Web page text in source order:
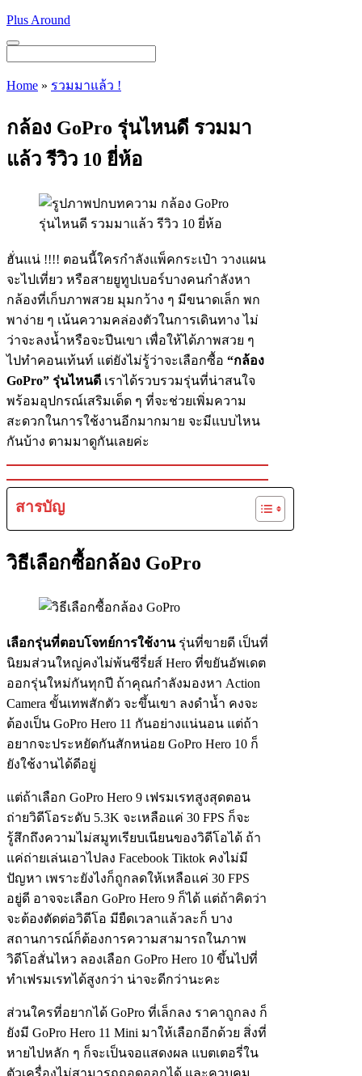
Skip
content
Plus Around
Menu
Home » รวมมาแล้ว !
กล้อง GoPro รุ่นไหนดี รวมมา
แล้ว รีวิว 10 ยี่ห้อ
ฮั่นแน่ !!!! ตอนนี้ใครกำลังแพ็คกระเป๋า วางแผน
จะไปเที่ยว หรือสายยูทูปเบอร์บางคนกำลังหา
กล้องที่เก็บภาพสวย มุมกว้าง ๆ มีขนาดเล็ก พก
พาง่าย ๆ เน้นความคล่องตัวในการเดินทาง ไม่
ว่าจะลงน้ำหรือจะปีนเขา เพื่อให้ได้ภาพสวย ๆ
ไปทำคอนเท้นท์ แต่ยังไม่รู้ว่าจะเลือกซื้อ “กล้อง
GoPro” รุ่นไหนดี เราได้รวบรวมรุ่นที่น่าสนใจ
พร้อมอุปกรณ์เสริมเด็ด ๆ ที่จะช่วยเพิ่มความ
สะดวกในการใช้งานอีกมากมาย จะมีแบบไหน
กันบ้าง ตามมาดูกันเลยค่ะ
สารบัญ
วิธีเลือกซื้อกล้อง GoPro
เลือกรุ่นที่ตอบโจทย์การใช้งานรุ่นที่ขายดี เป็นที่
นิยมส่วนใหญ่คงไม่พ้นซีรี่ยส์ Hero ที่ขยันอัพเดต
ออกรุ่นใหม่กันทุกปี ถ้าคุณกำลังมองหา Action
Camera ขั้นเทพสักตัว จะขึ้นเขา ลงดำน้ำ คงจะ
ต้องเป็น GoPro Hero 11 กันอย่างแน่นอน แต่ถ้า
อยากจะประหยัดกันสักหน่อย GoPro Hero 10 ก็
ยังใช้งานได้ดีอยู่
แต่ถ้าเลือก GoPro Hero 9 เฟรมเรทสูงสุดตอน
ถ่ายวิดีโอระดับ 5.3K จะเหลือแค่ 30 FPS ก็จะ
รู้สึกถึงความไม่สมูทเรียบเนียนของวิดีโอได้ ถ้า
แค่ถ่ายเล่นเอาไปลง Facebook Tiktok คงไม่มี
ปัญหา เพราะยังไงก็ถูกลดให้เหลือแค่ 30 FPS
อยู่ดี อาจจะเลือก GoPro Hero 9 ก็ได้ แต่ถ้าคิดว่า
จะต้องตัดต่อวิดีโอ มียืดเวลาแล้วละก็ บาง
สถานการณ์ก็ต้องการความสามารถในภาพ
วิดีโอสั่นไหว ลองเลือก GoPro Hero 10 ขึ้นไปที่
ทำเฟรมเรทได้สูงกว่า น่าจะดีกว่านะคะ
ส่วนใครที่อยากได้ GoPro ที่เล็กลง ราคาถูกลง ก็
ยังมี GoPro Hero 11 Mini มาให้เลือกอีกด้วย สิ่งที่
หายไปหลัก ๆ ก็จะเป็นจอแสดงผล แบตเตอรี่ใน